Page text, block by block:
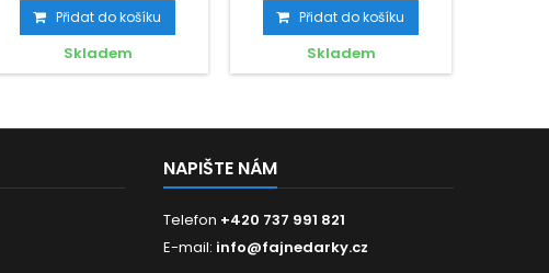
Přidat do košíku
Skladem
Přidat do košíku
Skladem
NAPIŠTE NÁM
Telefon +420 737 991 821
E-mail: info@fajnedarky.cz